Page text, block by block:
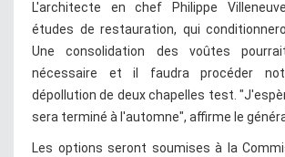
L'architecte en chef Philippe
études de restauration, qui
Une consolidation des voûtes
nécessaire et il faudra procéder
dépollution de deux chapelles test.
sera terminé à l'automne", affirme le
Les options seront soumises à la